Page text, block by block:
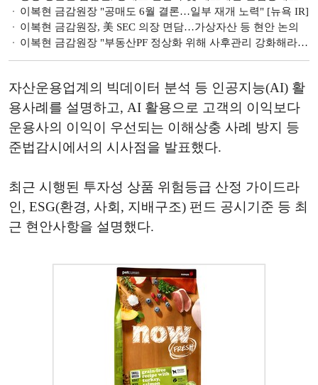
이복현 금감원장 "공매도 6월 결론…일부 재개 노력" [뉴욕 IR]
이복현 금감원장, 美 SEC 의장 면담…가상자산 등 현안 논의
이복현 금감원장 "부동산PF 정상화 위해 사후관리 강화해라" 주문
자산운용업계의 빅데이터 분석 등 인공지능(AI) 활
용사례를 설명하고, AI 활용으로 고객의 이익보다
운용사의 이익이 우선되는 이해상충 사례 방지 등
준법감시에서의 시사점을 발표했다.
최근 시행된 투자성 상품 위험등급 산정 가이드라
인, ESG(환경, 사회, 지배구조) 펀드 공시기준 등 최
근 현안사항을 설명했다.